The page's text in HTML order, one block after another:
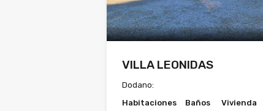
VILLA LEONIDAS
Dodano:
Habitaciones
Baños Vivienda